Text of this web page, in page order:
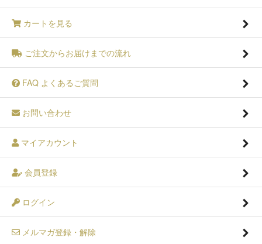
カートを見る
ご注文からお届けまでの流れ
FAQ よくあるご質問
お問い合わせ
マイアカウント
会員登録
ログイン
メルマガ登録・解除